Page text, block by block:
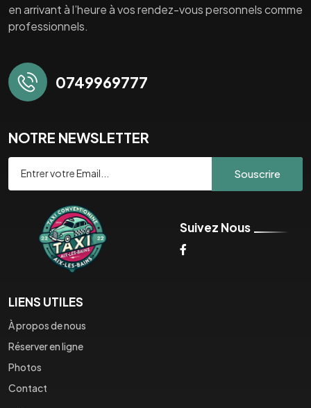
en arrivant à l’heure à vos rendez-vous personnels comme
professionnels.
0749969777
NOTRE NEWSLETTER
Souscrire
Suivez Nous
LIENS UTILES
À propos de nous
Réserver en ligne
Photos
Contact